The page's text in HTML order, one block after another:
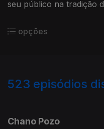
seu público na tradição
opções
523 episódios
Chano Pozo